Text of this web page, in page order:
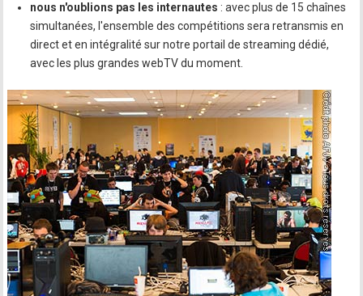
nous n'oublions pas les internautes : avec plus de 15 chaînes
simultanées, l'ensemble des compétitions sera retransmis en
direct et en intégralité sur notre portail de streaming dédié,
avec les plus grandes webTV du moment.